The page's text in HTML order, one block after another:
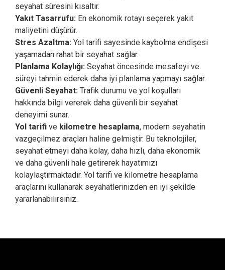
seyahat süresini kısaltır.
Yakıt Tasarrufu: En ekonomik rotayı seçerek yakıt
maliyetini düşürür.
Stres Azaltma: Yol tarifi sayesinde kaybolma endişesi
yaşamadan rahat bir seyahat sağlar.
Planlama Kolaylığı: Seyahat öncesinde mesafeyi ve
süreyi tahmin ederek daha iyi planlama yapmayı sağlar.
Güvenli Seyahat: Trafik durumu ve yol koşulları
hakkında bilgi vererek daha güvenli bir seyahat
deneyimi sunar.
Yol tarifi ve kilometre hesaplama, modern seyahatin
vazgeçilmez araçları haline gelmiştir. Bu teknolojiler,
seyahat etmeyi daha kolay, daha hızlı, daha ekonomik
ve daha güvenli hale getirerek hayatımızı
kolaylaştırmaktadır. Yol tarifi ve kilometre hesaplama
araçlarını kullanarak seyahatlerinizden en iyi şekilde
yararlanabilirsiniz.